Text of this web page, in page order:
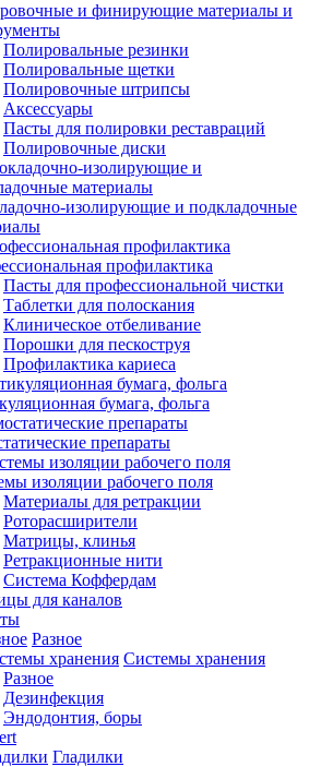
и финирующие материалы и
Полировальные резинки
Полировальные щетки
Полировочные штрипсы
Аксессуары
Пасты для полировки реставраций
Полировочные диски
изолирующие и подкладочные
профилактика
Пасты для профессиональной чистки
Таблетки для полоскания
Клиническое отбеливание
Порошки для пескоструя
Профилактика кариеса
бумага, фольга
препараты
изоляции рабочего поля
Материалы для ретракции
Роторасширители
Матрицы, клинья
Ретракционные нити
Система Коффердам
для каналов
Разное
Системы хранения
Разное
Дезинфекция
Эндодонтия, боры
Гладилки